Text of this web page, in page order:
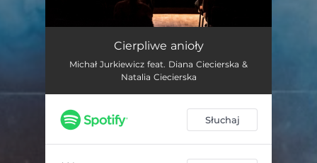
Cierpliwe anioły
Michał Jurkiewicz feat. Diana Ciecierska &
Natalia Ciecierska
Słuchaj